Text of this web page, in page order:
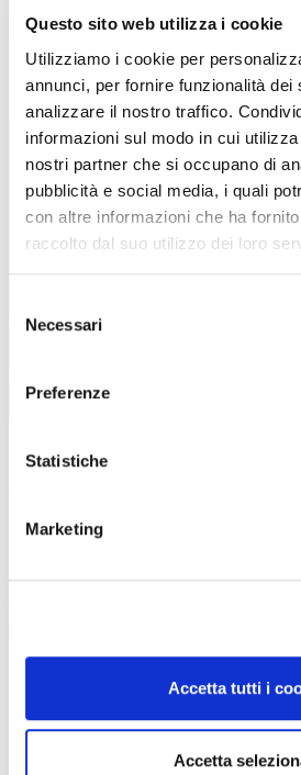
Questo sito web utilizza i cookie
Utilizziamo i cookie per
annunci, per fornire funzionalità dei
analizzare il nostro traffico.
informazioni sul modo in cui
nostri partner che si occupano di
pubblicità e social media, i quali
con altre informazioni che ha
raccolto dal suo utilizzo dei loro
delNecessari
Preferenze
Statistiche
Marketing
Accetta tutti i
Accetta
bianche (foto Penni Martelli)
Il fatto diessere ai piedi delle colline
presta molto bene come punto di
parcheggi, la struttura ricettiva con le
perfetto per ospitare le partenze degli
passati da noi i Mondiali di Gravel,
organizzato un ristoro di The Hills, il cui
primaveraorganizziamo anche una ride
in omaggio al nostro vinoFotonico,